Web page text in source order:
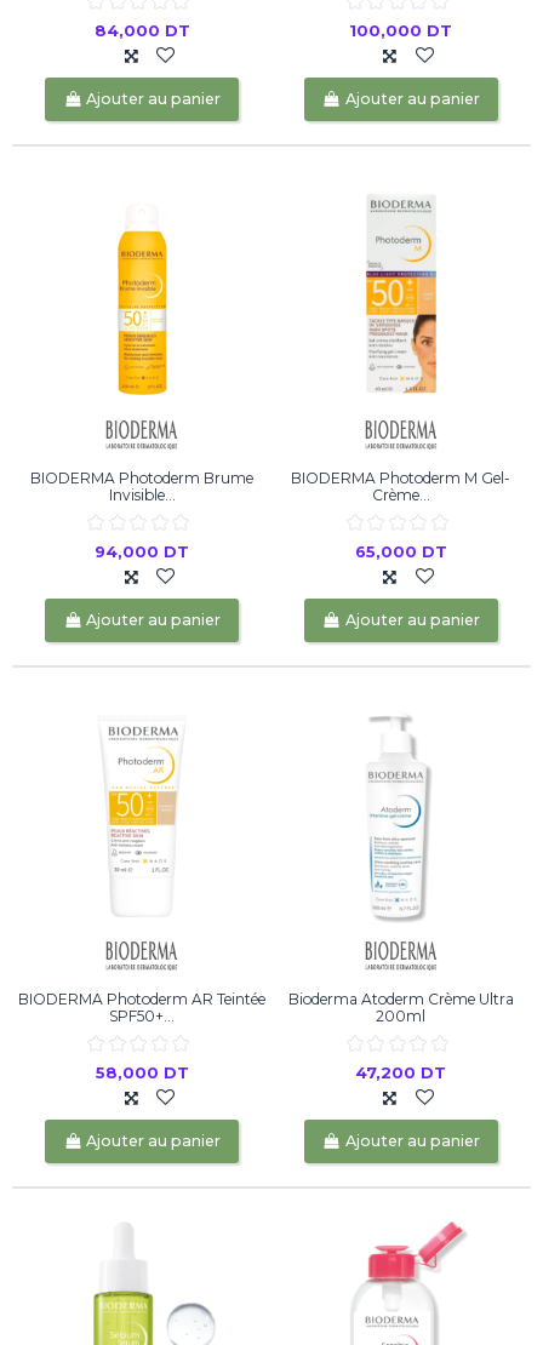
84,000 DT
Ajouter au panier
100,000 DT
Ajouter au panier
BIODERMA Photoderm Brume
Invisible...
94,000 DT
Ajouter au panier
BIODERMA Photoderm M Gel-
Crème...
65,000 DT
Ajouter au panier
BIODERMA Photoderm AR Teintée
SPF50+...
58,000 DT
Ajouter au panier
Bioderma Atoderm Crème Ultra
200ml
47,200 DT
Ajouter au panier